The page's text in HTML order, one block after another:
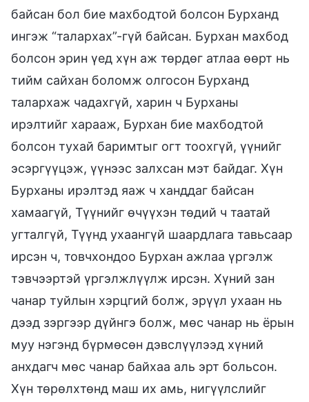
байсан бол бие махбодтой болсон Бурханд
ингэж “талархах”-гүй байсан. Бурхан махбод
болсон эрин үед хүн аж төрдөг атлаа өөрт нь
тийм сайхан боломж олгосон Бурханд
талархаж чадахгүй, харин ч Бурханы
ирэлтийг харааж, Бурхан бие махбодтой
болсон тухай баримтыг огт тоохгүй, үүнийг
эсэргүүцэж, үүнээс залхсан мэт байдаг. Хүн
Бурханы ирэлтэд яаж ч ханддаг байсан
хамаагүй, Түүнийг өчүүхэн төдий ч таатай
угталгүй, Түүнд ухаангүй шаардлага тавьсаар
ирсэн ч, товчхондоо Бурхан ажлаа үргэлж
тэвчээртэй үргэлжлүүлж ирсэн. Хүний зан
чанар туйлын хэрцгий болж, эрүүл ухаан нь
дээд зэргээр дүйнгэ болж, мөс чанар нь ёрын
муу нэгэнд бүрмөсөн дэвслүүлээд хүний
анхдагч мөс чанар байхаа аль эрт больсон.
Хүн төрөлхтөнд маш их амь, нигүүлслийг